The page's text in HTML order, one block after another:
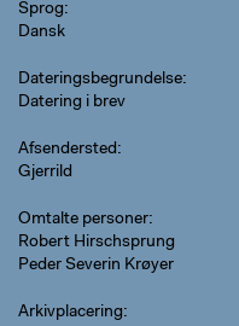
Sprog
Dansk
Dateringsbegrundelse
Datering i brev
Afsendersted
Gjerrild
Omtalte personer
Robert Hirschsprung
Peder Severin Krøyer
Arkivplacering